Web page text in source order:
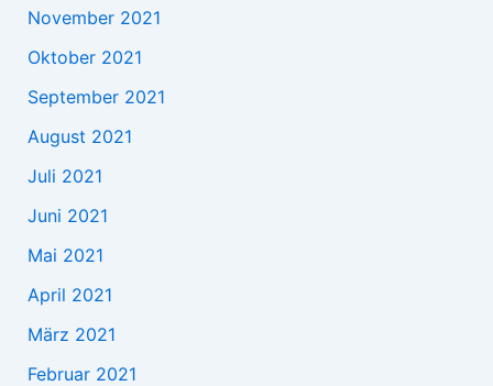
November 2021
Oktober 2021
September 2021
August 2021
Juli 2021
Juni 2021
Mai 2021
April 2021
März 2021
Februar 2021